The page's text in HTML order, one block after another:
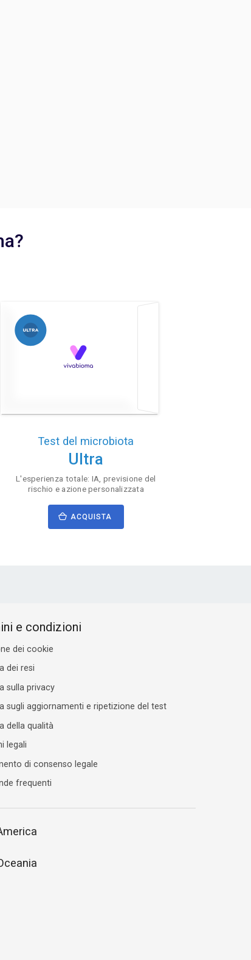
Test del microbiota
Ultra
L'esperienza totale: IA, previsione del
rischio e azione personalizzata
ACQUISTA
e condizioni
dei cookie
dei resi
sulla privacy
sugli aggiornamenti e ripetizione del test
della qualità
legali
di consenso legale
frequenti